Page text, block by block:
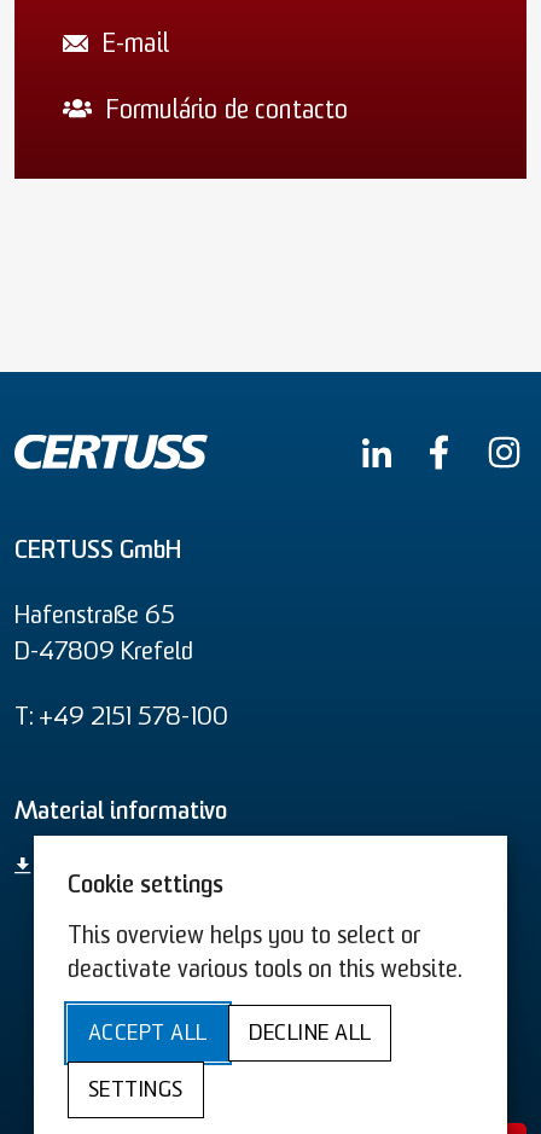
Cookie settings
This overview helps you to select or
deactivate various tools on this website.
ACCEPT ALL DECLINE ALL
SETTINGS
E-mail
Formulário de contacto
CERTUSS GmbH
Hafenstraße 65
D-47809 Krefeld
T: +49 2151 578-100
Material informativo
Vista geral de todos os produtos
Termos e Condições US
Termos e Condições
Acessibilidade
Política de privacidade
Ficha técnica